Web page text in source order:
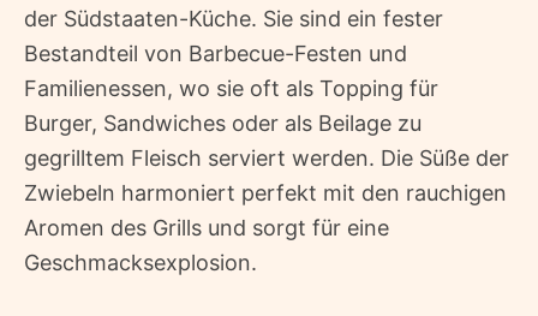
der Südstaaten-Küche. Sie sind ein fester
Bestandteil von Barbecue-Festen und
Familienessen, wo sie oft als Topping für
Burger, Sandwiches oder als Beilage zu
gegrilltem Fleisch serviert werden. Die Süße der
Zwiebeln harmoniert perfekt mit den rauchigen
Aromen des Grills und sorgt für eine
Geschmacksexplosion.